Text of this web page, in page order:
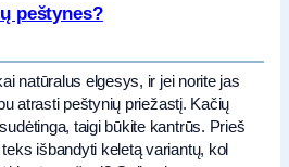
peštynes?
natūralus elgesys, ir jei norite jas
atrasti peštynių priežastį. Kačių
taigi būkite kantrūs. Prieš
išbandyti keletą variantų, kol